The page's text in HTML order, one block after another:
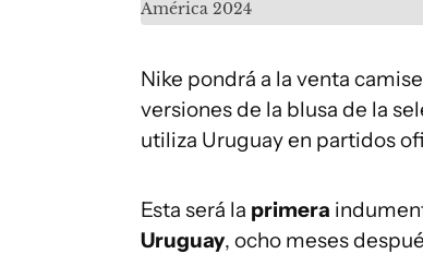
América 2024
Nike pondrá a la venta
versiones de la blusa de la
utiliza Uruguay en partidos
Esta será la primera
Uruguay, ocho meses